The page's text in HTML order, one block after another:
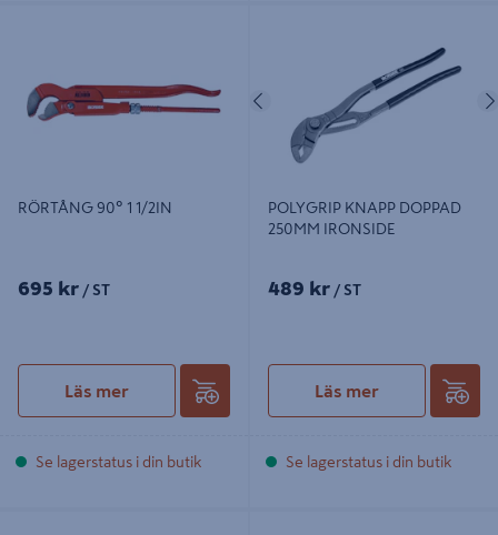
RÖRTÅNG 90º 1 1/2IN
695 kr / ST
Läs mer
Se lagerstatus i din butik
Föregående
POLYGRIP KNAPP DOPPAD
250MM IRONSIDE
489 kr / ST
Läs mer
Se lagerstatus i din butik